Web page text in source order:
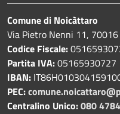
Comune di Noicàttaro
Via Pietro Nenni 11,
Codice Fiscale:
Partita IVA:05165930727
IBAN:
PEC:
Centralino Unico:080